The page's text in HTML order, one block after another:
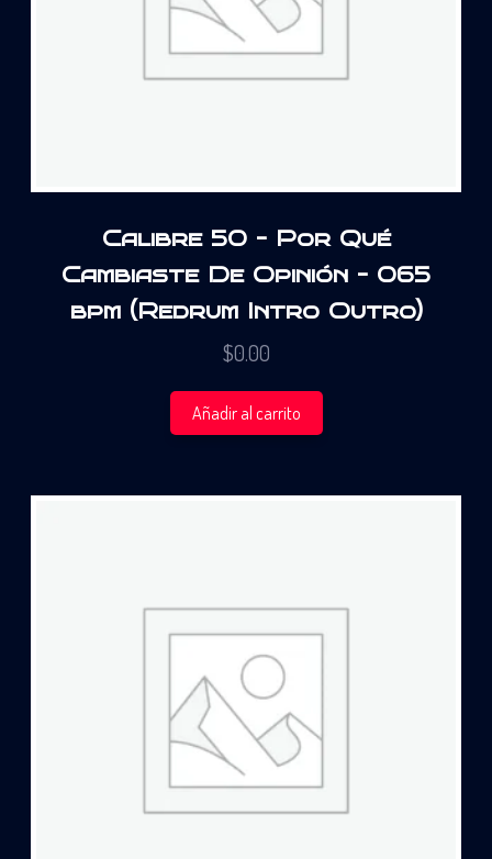
Calibre 50 – Por Qué
Cambiaste De Opinión – 065
bpm (Redrum Intro Outro)
$0.00
Añadir al carrito